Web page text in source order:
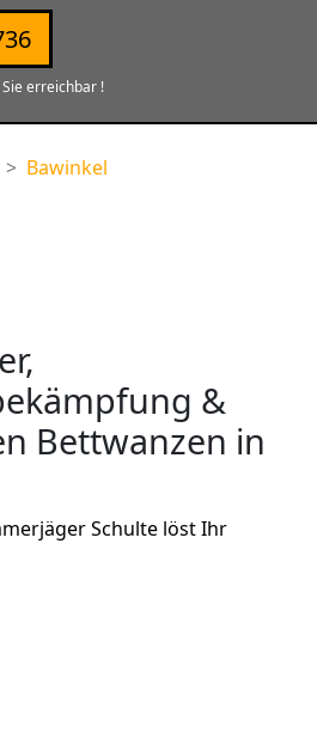
erreichbar !
Bawinkel
&
Bettwanzen in
Schulte löst Ihr